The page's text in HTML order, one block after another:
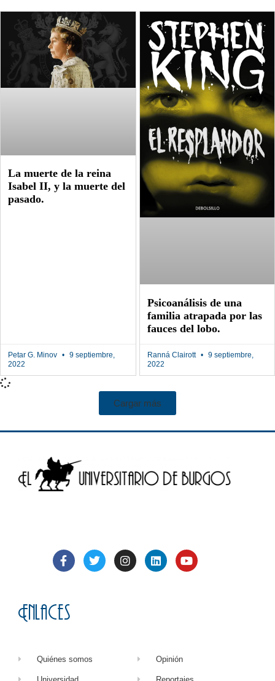
La muerte de la reina
Isabel II, y la muerte del
pasado.
Petar G. Minov
9 septiembre,
2022
Psicoanálisis de una
familia atrapada por las
fauces del lobo.
Ranná Clairott
9 septiembre,
2022
Cargar más
Enlaces
Quiénes somos Opinión